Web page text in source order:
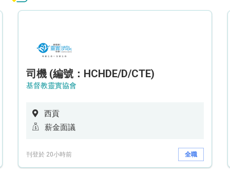
司機 (編號：HCHDE/D/CTE)
基督教靈實協會
西貢
薪金面議
刊登於 20小時前 全職